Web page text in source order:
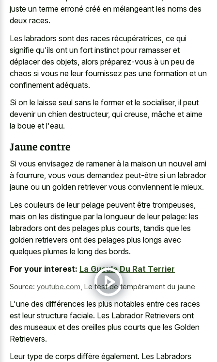
juste un terme erroné créé en mélangeant les noms des
deux races.
Les labradors sont des races récupératrices, ce qui
signifie qu'ils ont un fort instinct pour ramasser et
déplacer des objets, alors préparez-vous à un peu de
chaos si vous ne leur fournissez pas une formation et un
confinement adéquats.
Si on le laisse seul sans le former et le socialiser, il peut
devenir un chien destructeur, qui creuse, mâche et aime
la boue et l'eau.
Jaune contre
Si vous envisagez de ramener à la maison un nouvel ami
à fourrure, vous vous demandez peut-être si un labrador
jaune ou un golden retrievervous conviennent le mieux.
Les couleurs de leur pelage peuvent être trompeuses,
mais on les distingue par la longueur de leur pelage: les
labradors ont des pelages plus courts, tandis que les
golden retrievers ont des pelages plus longs avec
quelques plumes le long des bords.
For your interest: La Gueule Du Rat Terrier
Source: youtube.com Le test de tempérament du jaune
L'une des différences les plus notables entre ces races
est leur structure faciale. Les Labrador Retrievers ont
des museaux et des oreilles plus courts que les Golden
Retrievers.
Leur type de corps diffère également. Les Labradors